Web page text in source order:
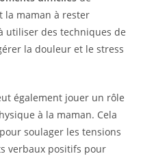
la maman à rester
utiliser des techniques de
la douleur et le stress
également jouer un rôle
à la maman. Cela
soulager les tensions
verbaux positifs pour